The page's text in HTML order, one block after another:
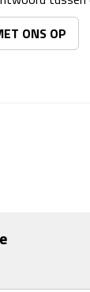
ONS OP